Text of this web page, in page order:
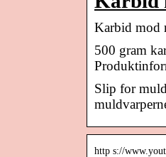
Karbid mod
500 gram
Slip for
http s://